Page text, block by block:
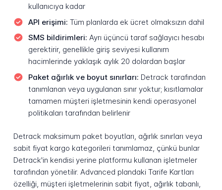
kullanıcıya kadar
API erişimi: Tüm planlarda ek ücret olmaksızın dahil
SMS bildirimleri: Ayrı üçüncü taraf sağlayıcı hesabı
gerektirir, genellikle giriş seviyesi kullanım
hacimlerinde yaklaşık aylık 20 dolardan başlar
Paket ağırlık ve boyut sınırları: Detrack tarafından
tanımlanan veya uygulanan sınır yoktur; kısıtlamalar
tamamen müşteri işletmesinin kendi operasyonel
politikaları tarafından belirlenir
Detrack maksimum paket boyutları, ağırlık sınırları veya
sabit fiyat kargo kategorileri tanımlamaz, çünkü bunlar
Detrack'in kendisi yerine platformu kullanan işletmeler
tarafından yönetilir. Advanced plandaki Tarife Kartları
özelliği, müşteri işletmelerinin sabit fiyat, ağırlık tabanlı,